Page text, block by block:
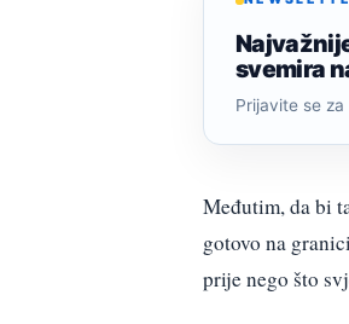
svemira
Prijavite se
Međutim, da bi
gotovo na
prije nego što